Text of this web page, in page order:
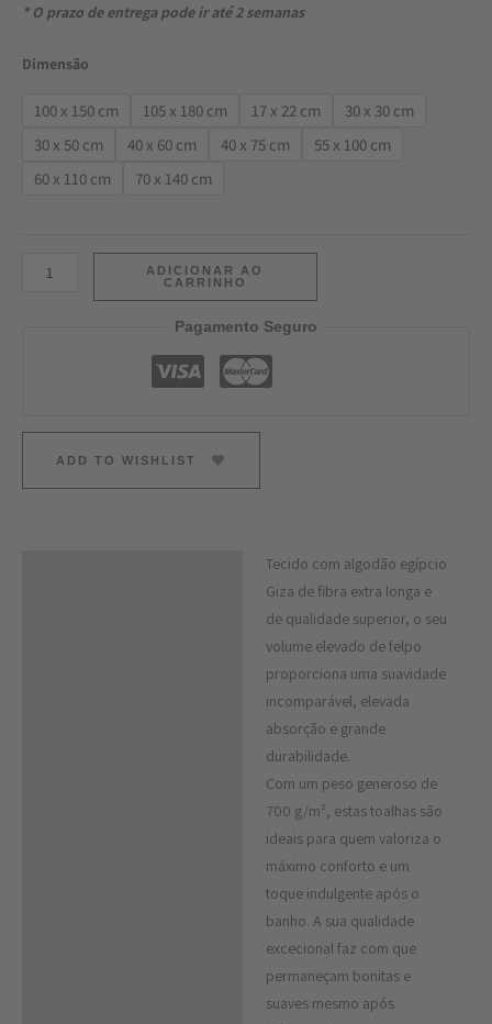
* O prazo de entrega pode ir até 2 semanas
Dimensão
100 x 150 cm 105 x 180 cm 17 x 22 cm
30 x 30 cm
30 x 50 cm
40 x 60 cm 40 x 75 cm
55 x 100 cm
60 x 110 cm
70 x 140 cm
ADICIONAR AO
CARRINHO
Pagamento Seguro
ADD TO WISHLIST
Tecido com algodão egípcio
Giza de fibra extra longa e
de qualidade superior, o seu
volume elevado de felpo
proporciona uma suavidade
incomparável, elevada
absorção e grande
durabilidade.
Com um peso generoso de
700 g/m², estas toalhas são
ideais para quem valoriza o
máximo conforto e um
toque indulgente após o
banho. A sua qualidade
excecional faz com que
permaneçam bonitas e
suaves mesmo após